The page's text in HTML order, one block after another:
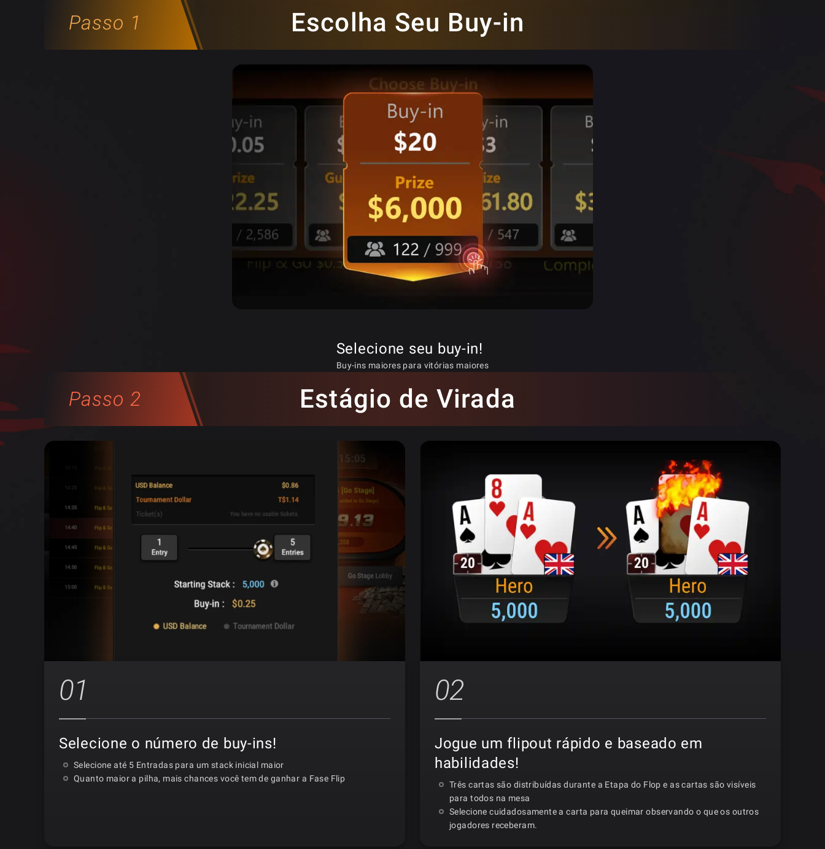
Passo 1 Escolha Seu Buy-in
Selecione seu buy-in!
Buy-ins maiores para vitórias maiores
Passo 2 Estágio de Virada
01
Selecione o número de buy-ins!
Selecione até 5 Entradas para um stack inicial maior
Quanto maior a pilha, mais chances você tem de ganhar a Fase Flip
02
Jogue um flipout rápido e baseado em
habilidades!
Três cartas são distribuídas durante a Etapa do Flop e as cartas são visíveis
para todos na mesa
Selecione cuidadosamente a carta para queimar observando o que os outros
jogadores receberam.